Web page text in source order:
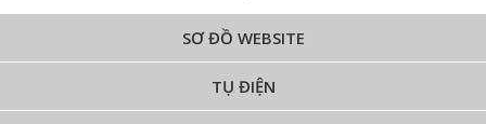
SƠ ĐỒ WEBSITE
TỤ ĐIỆN